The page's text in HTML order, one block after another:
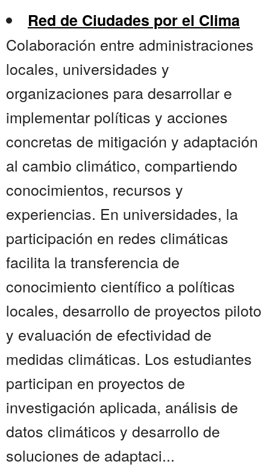
Red de Ciudades por el Clima
Colaboración entre administraciones
locales, universidades y
organizaciones para desarrollar e
implementar políticas y acciones
concretas de mitigación y adaptación
al cambio climático, compartiendo
conocimientos, recursos y
experiencias. En universidades, la
participación en redes climáticas
facilita la transferencia de
conocimiento científico a políticas
locales, desarrollo de proyectos piloto
y evaluación de efectividad de
medidas climáticas. Los estudiantes
participan en proyectos de
investigación aplicada, análisis de
datos climáticos y desarrollo de
soluciones de adaptaci...